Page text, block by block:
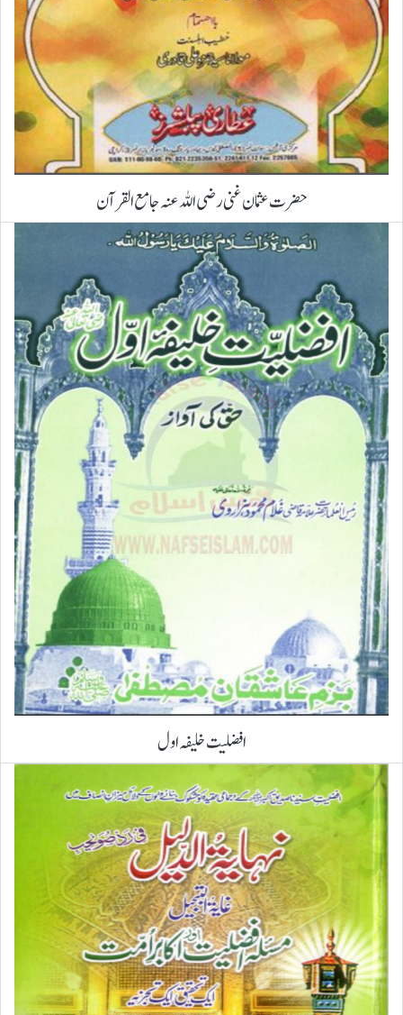
حضرت عثمان غنی رضی اللہ عنہ جامع القرآن
افضلیت خلیفہ اول